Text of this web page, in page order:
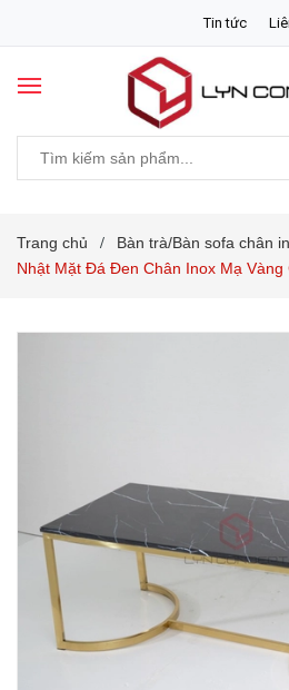
Tin tức
Trang chủ / Bàn trà/Bàn sofa chân
Nhật Mặt Đá Đen Chân Inox Mạ Vàng